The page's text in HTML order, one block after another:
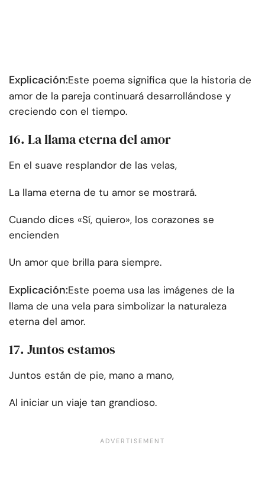
Explicación:Este poema significa que la historia de
amor de la pareja continuará desarrollándose y
creciendo con el tiempo.
16. La llama eterna del amor
En el suave resplandor de las velas,
La llama eterna de tu amor se mostrará.
Cuando dices «Sí, quiero», los corazones se
encienden
Un amor que brilla para siempre.
Explicación:Este poema usa las imágenes de la
llama de una vela para simbolizar la naturaleza
eterna del amor.
17. Juntos estamos
Juntos están de pie, mano a mano,
Al iniciar un viaje tan grandioso.